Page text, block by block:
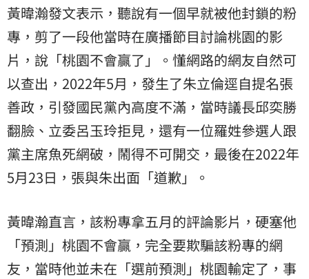
黃暐瀚發文表示，聽說有一個早就被他封鎖的粉
專，剪了一段他當時在廣播節目討論桃園的影
片，說「桃園不會贏了」。懂網路的網友自然可
以查出，2022年5月，發生了朱立倫逕自提名張
善政，引發國民黨內高度不滿，當時議長邱奕勝
翻臉、立委呂玉玲拒見，還有一位羅姓參選人跟
黨主席魚死網破，鬧得不可開交，最後在2022年
5月23日，張與朱出面「道歉」。
黃暐瀚直言，該粉專拿五月的評論影片，硬塞他
「預測」桃園不會贏，完全要欺騙該粉專的網
友，當時他並未在「選前預測」桃園輸定了，事